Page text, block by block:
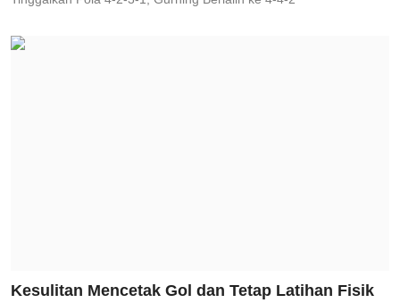
Kesulitan Mencetak Gol dan Tetap Latihan Fisik